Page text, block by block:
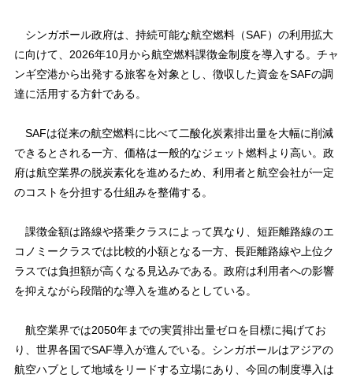
シンガポール政府は、持続可能な航空燃料（SAF）の利用拡大
に向けて、2026年10月から航空燃料課徴金制度を導入する。チャ
ンギ空港から出発する旅客を対象とし、徴収した資金をSAFの調
達に活用する方針である。
SAFは従来の航空燃料に比べて二酸化炭素排出量を大幅に削減
できるとされる一方、価格は一般的なジェット燃料より高い。政
府は航空業界の脱炭素化を進めるため、利用者と航空会社が一定
のコストを分担する仕組みを整備する。
課徴金額は路線や搭乗クラスによって異なり、短距離路線のエ
コノミークラスでは比較的小額となる一方、長距離路線や上位ク
ラスでは負担額が高くなる見込みである。政府は利用者への影響
を抑えながら段階的な導入を進めるとしている。
航空業界では2050年までの実質排出量ゼロを目標に掲げてお
り、世界各国でSAF導入が進んでいる。シンガポールはアジアの
航空ハブとして地域をリードする立場にあり、今回の制度導入は